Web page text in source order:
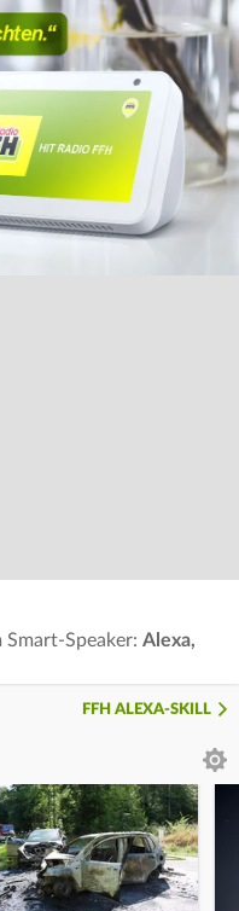
Smart-Speaker: Alexa,
FFH ALEXA-SKILL